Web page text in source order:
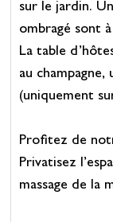
sur le jardin.
ombragé sont
La table
au champagne,
(uniquement
Profitez de
Privatisez
massage de la